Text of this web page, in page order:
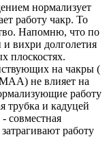
нормализует
работу чакр. То
Напомню, что по
вихри долголетия
плоскостях.
на чакры (
не влияет на
работу
трубка и кадуцей
совместная
работу